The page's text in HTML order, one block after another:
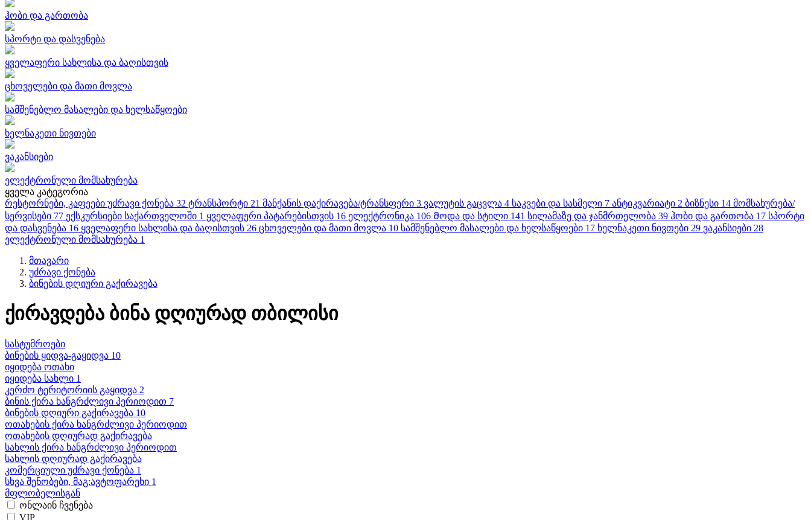
ჰობი და გართობა
სპორტი და დასვენება
ყველაფერი სახლისა და ბაღისთვის
ცხოველები და მათი მოვლა
სამშენებლო მასალები და ხელსაწყოები
ხელნაკეთი ნივთები
ვაკანსიები
ელექტრონული მომსახურება
ყველა კატეგორია
რესტორნები, კაფეები უძრავი ქონება 32 ტრანსპორტი 21 მანქანის დაქირავება/ტრანსფერი 3 ვალუტის გაცვლა 4 საკვები და სასმელი 7 ანტიკვარიატი 2 ბიზნესი 14 მომსახურება/
სერვისები 77 ექსკურსიები საქართველოში 1 ყველაფერი პატარებისთვის 16 ელექტრონიკა 106 Მოდა და სტილი 141 სილამაზე და ჯანმრთელობა 39 ჰობი და გართობა 17 სპორტი
და დასვენება 16 ყველაფერი სახლისა და ბაღისთვის 26 ცხოველები და მათი მოვლა 10 სამშენებლო მასალები და ხელსაწყოები 17 ხელნაკეთი ნივთები 29 ვაკანსიები 28
ელექტრონული მომსახურება 1
მთავარი
უძრავი ქონება
ბინების დღიური გაქირავება
ქირავდება ბინა დღიურად თბილისი
სასტუმროები
ბინების ყიდვა-გაყიდვა 10
იყიდება ოთახი
იყიდება სახლი 1
კერძო ტერიტორიის გაყიდვა 2
ბინის ქირა ხანგრძლივი პერიოდით 7
ბინების დღიური გაქირავება 10
ოთახების ქირა ხანგრძლივი პერიოდით
ოთახების დღიურად გაქირავება
სახლის ქირა ხანგრძლივი პერიოდით
სახლის დღიურად გაქირავება
კომერციული უძრავი ქონება 1
სხვა შენობები, მაგ:ავტოფარეხი 1
მფლობელისგან
ონლაინ ჩვენება
VIP